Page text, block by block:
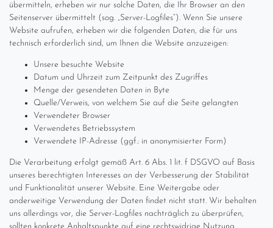
übermitteln, erheben wir nur solche Daten, die Ihr Browser an den
Seitenserver übermittelt (sog. „Server-Logfiles“). Wenn Sie unsere
Website aufrufen, erheben wir die folgenden Daten, die für uns
technisch erforderlich sind, um Ihnen die Website anzuzeigen:
Unsere besuchte Website
Datum und Uhrzeit zum Zeitpunkt des Zugriffes
Menge der gesendeten Daten in Byte
Quelle/Verweis, von welchem Sie auf die Seite gelangten
Verwendeter Browser
Verwendetes Betriebssystem
Verwendete IP-Adresse (ggf.: in anonymisierter Form)
Die Verarbeitung erfolgt gemäß Art. 6 Abs. 1 lit. f DSGVO auf Basis
unseres berechtigten Interesses an der Verbesserung der Stabilität
und Funktionalität unserer Website. Eine Weitergabe oder
anderweitige Verwendung der Daten findet nicht statt. Wir behalten
uns allerdings vor, die Server-Logfiles nachträglich zu überprüfen,